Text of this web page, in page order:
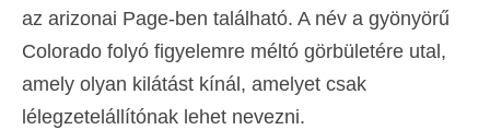
az arizonai Page-ben található. A név a gyönyörű
Colorado folyó figyelemre méltó görbületére utal,
amely olyan kilátást kínál, amelyet csak
lélegzetelállítónak lehet nevezni.